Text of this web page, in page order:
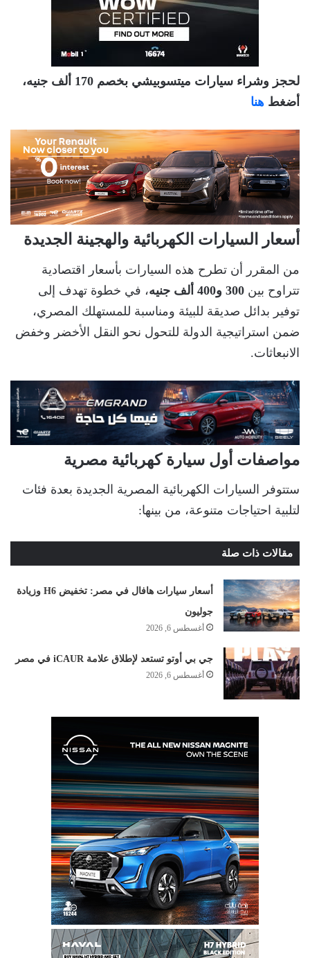
لحجز وشراء سيارات ميتسوبيشي بخصم 170 ألف جنيه،
أضغط هنا
أسعار السيارات الكهربائية والهجينة الجديدة
من المقرر أن تطرح هذه السيارات بأسعار اقتصادية
تتراوح بين 300 و400 ألف جنيه
، في خطوة تهدف إلى
توفير بدائل صديقة للبيئة ومناسبة للمستهلك المصري،
ضمن استراتيجية الدولة للتحول نحو النقل الأخضر وخفض
الانبعاثات.
مواصفات أول سيارة كهربائية مصرية
ستتوفر السيارات الكهربائية المصرية الجديدة بعدة فئات
لتلبية احتياجات متنوعة، من بينها:
مقالات ذات صلة
أسعار سيارات هافال في مصر: تخفيض H6 وزيادة
جوليون
أغسطس 6, 2026
جي بي أوتو تستعد لإطلاق علامة iCAUR في مصر
أغسطس 6, 2026